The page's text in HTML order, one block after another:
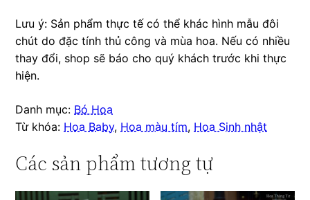
Lưu ý: Sản phẩm thực tế có thể khác hình mẫu đôi
chút do đặc tính thủ công và mùa hoa. Nếu có nhiều
thay đổi, shop sẽ báo cho quý khách trước khi thực
hiện.
Danh mục: Bó Hoa
Từ khóa: Hoa Baby, Hoa màu tím, Hoa Sinh nhật
Các sản phẩm tương tự